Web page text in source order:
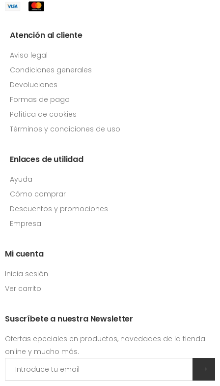
Atención al cliente
Aviso legal
Condiciones generales
Devoluciones
Formas de pago
Política de cookies
Términos y condiciones de uso
Enlaces de utilidad
Ayuda
Cómo comprar
Descuentos y promociones
Empresa
Mi cuenta
Inicia sesión
Ver carrito
Suscríbete a nuestra Newsletter
Ofertas epeciales en productos, novedades de la tienda
online y mucho más.